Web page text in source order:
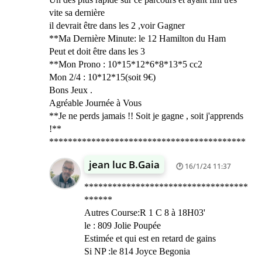
vite sa dernière
il devrait être dans les 2 ,voir Gagner
**Ma Dernière Minute: le 12 Hamilton du Ham
Peut et doit être dans les 3
**Mon Prono : 10*15*12*6*8*13*5 cc2
Mon 2/4 : 10*12*15(soit 9€)
Bons Jeux .
Agréable Journée à Vous
**Je ne perds jamais !! Soit je gagne , soit j'apprends
!**
******************************************
jean luc B.Gaia 16/1/24 11:37
***********************************
******
Autres Course:R 1 C 8 à 18H03'
le : 809 Jolie Poupée
Estimée et qui est en retard de gains
Si NP :le 814 Joyce Begonia